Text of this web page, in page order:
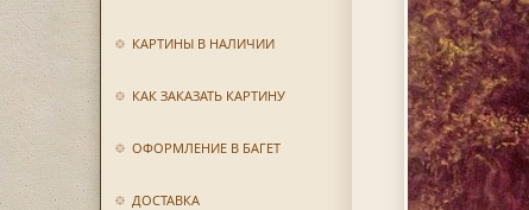
КАРТИНЫ В НАЛИЧИИ
КАК ЗАКАЗАТЬ КАРТИНУ
ОФОРМЛЕНИЕ В БАГЕТ
ДОСТАВКА